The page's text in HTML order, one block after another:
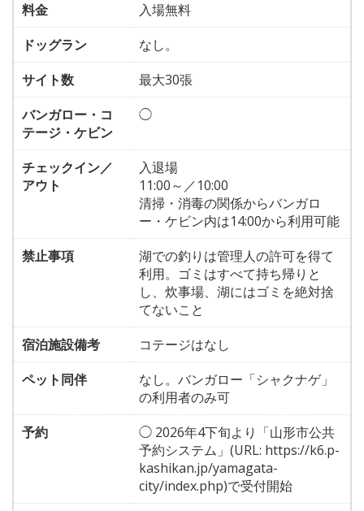
料金
入場無料
ドッグラン
なし。
サイト数
最大30張
バンガロー・コ
テージ・ケビン
◯
チェックイン／
アウト
入退場
11:00～／10:00
清掃・消毒の関係からバンガロ
ー・ケビン内は14:00から利用可能
禁止事項
湖での釣りは管理人の許可を得て
利用。ゴミはすべて持ち帰りと
し、炊事場、湖にはゴミを絶対捨
てないこと
宿泊施設備考
コテージはなし
ペット同伴
なし。バンガロー「シャクナゲ」
の利用者のみ可
予約
◯ 2026年4下旬より「山形市公共
予約システム」(URL: https://k6.p-
kashikan.jp/yamagata-
city/index.php)で受付開始